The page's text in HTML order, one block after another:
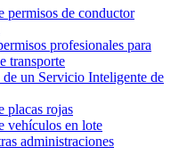
permisos de conductor
profesionales para
transporte
un Servicio Inteligente de
placas rojas
vehículos en lote
administraciones